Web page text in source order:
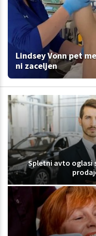
Lindsey Vonn pet
ni zaceljen
Spletni avto oglasi